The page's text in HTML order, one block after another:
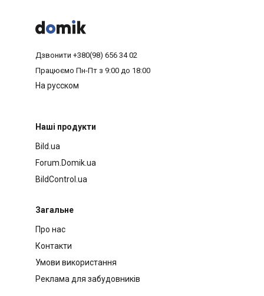



Дзвонити +380(98) 656 34 02
Працюємо Пн-Пт з 9:00 до 18:00
На русском
Наші продукти
Bild.ua
Forum.Domik.ua
BildControl.ua
Загальне
Про нас
Контакти
Умови використання
Реклама для забудовників